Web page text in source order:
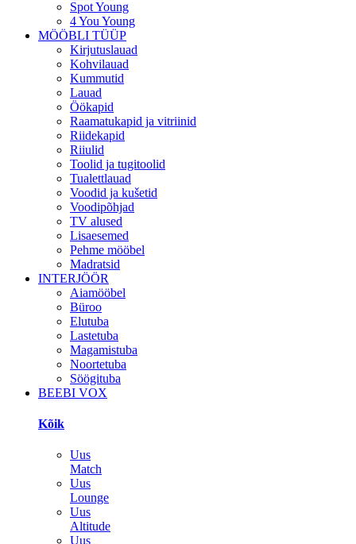
Spot Young
4 You Young
MÖÖBLI TÜÜP
Kirjutuslauad
Kohvilauad
Kummutid
Lauad
Öökapid
Raamatukapid ja vitriinid
Riidekapid
Riiulid
Toolid ja tugitoolid
Tualettlauad
Voodid ja kušetid
Voodipõhjad
TV alused
Lisaesemed
Pehme mööbel
Madratsid
INTERJÖÖR
Aiamööbel
Büroo
Elutuba
Lastetuba
Magamistuba
Noortetuba
Söögituba
BEEBI VOX
Kõik
Uus
Match
Uus
Lounge
Uus
Altitude
Uus